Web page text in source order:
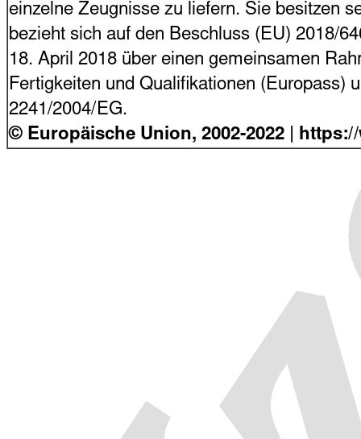
einzelne Zeugnisse zu liefern. Sie besitzen
bezieht sich auf den Beschluss (EU) 2018/
18. April 2018 über einen gemeinsamen
Fertigkeiten und Qualifikationen (Europass)
2241/2004/EG.
© Europäische Union, 2002-2022
|